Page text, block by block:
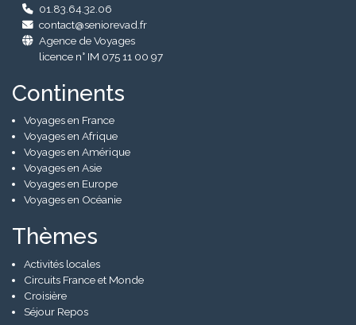
01.83.64.32.06
contact@seniorevad.fr
Agence de Voyages
licence n° IM 075 11 00 97
Continents
Voyages en France
Voyages en Afrique
Voyages en Amérique
Voyages en Asie
Voyages en Europe
Voyages en Océanie
Thèmes
Activités locales
Circuits France et Monde
Croisière
Séjour Repos